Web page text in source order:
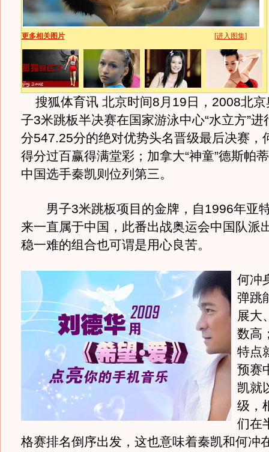
更多相关图片 [进入图集]
搜狐体育讯 北京时间8月19日，2008北京
子3米跳板半决赛在国家游泳中心“水立方”进
分547.25分的绝对优势头名晋级最后决赛，
得分过百赢得满堂彩；加拿大“神童”德斯帕
中国选手秦凯则位列第三。
男子3米跳板项目的金牌，自1996年亚
来一直属于中国，此番出战奥运会中国队派
稳一难的组合也可谓是用心良苦。
何冲
弹跳
展大
数高
特点
预赛
凯就
级，
们在
格赛排名倒序出发，这也意味着秦凯和何冲